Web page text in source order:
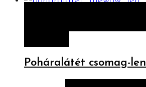
Poháralátét csomag-len